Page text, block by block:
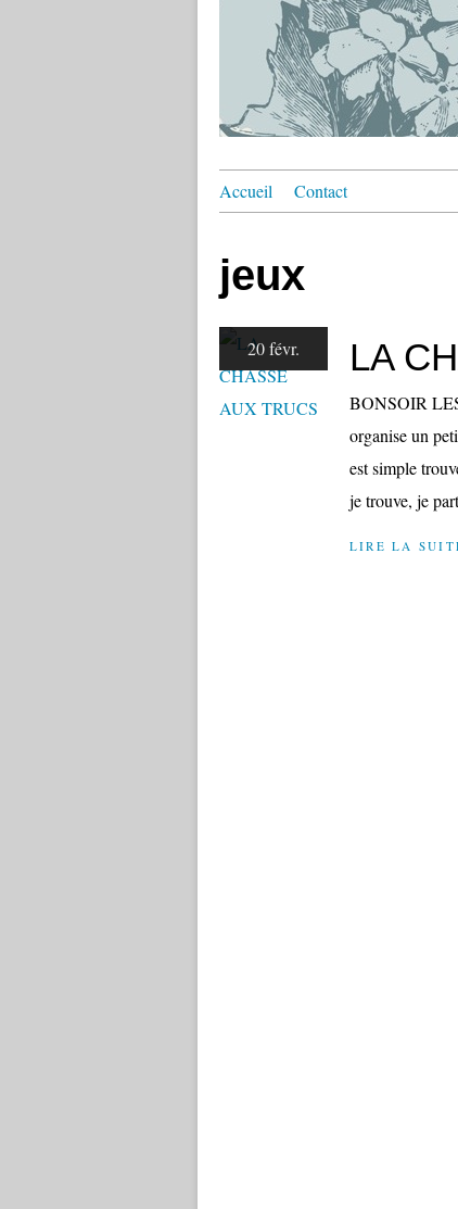
Accueil Contact
jeux
20 févr. LA
BONSOIR
organise un
est simple
je trouve, je
LIRE LA